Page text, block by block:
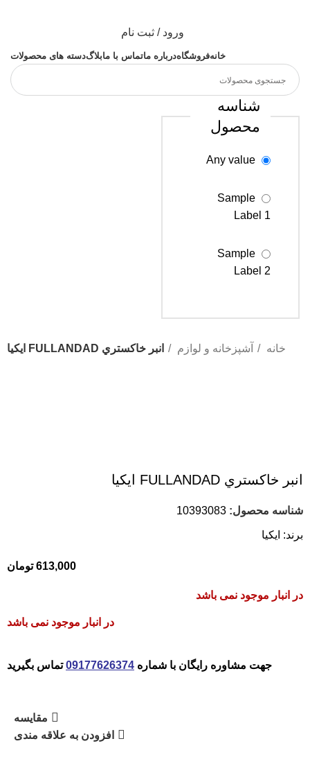
ورود / ثبت نام
خانهفروشگاهدرباره ماتماس با مابلاگدسته های محصولات
شناسه
محصول
Sample
Label 1
Sample
Label 2
خانه
آشپزخانه و لوازم انبر خاكستري FULLANDAD ايكيا
انبر خاكستري FULLANDAD ايكيا
شناسه محصول:10393083
برند: ایکیا
613,000 تومان
در انبار موجود نمی باشد
در انبار موجود نمی باشد
جهت مشاوره رایگان با شماره 09177626374تماس بگیرید
مقایسه
افزودن به علاقه مندی